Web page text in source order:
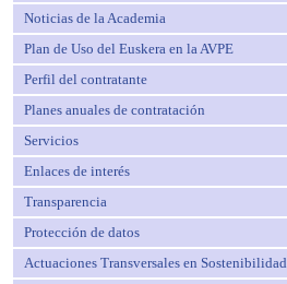
Noticias de la Academia
Plan de Uso del Euskera en la AVPE
Perfil del contratante
Planes anuales de contratación
Servicios
Enlaces de interés
Transparencia
Protección de datos
Actuaciones Transversales en Sostenibilidad